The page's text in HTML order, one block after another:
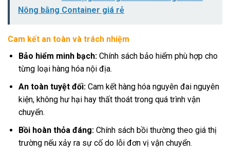
Nông bằng Container giá rẻ
Cam kết an toàn và trách nhiệm
Bảo hiểm minh bạch:Chính sách bảo hiểm phù hợp cho
từng loại hàng hóa nội địa.
An toàn tuyệt đối:Cam kết hàng hóa nguyên đai nguyên
kiện, không hư hại hay thất thoát trong quá trình vận
chuyển.
Bồi hoàn thỏa đáng:Chính sách bồi thường theo giá thị
trường nếu xảy ra sự cố do lỗi đơn vị vận chuyển.